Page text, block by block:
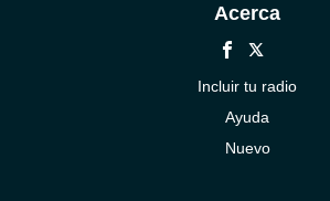
Acerca
Incluir tu radio
Ayuda
Nuevo